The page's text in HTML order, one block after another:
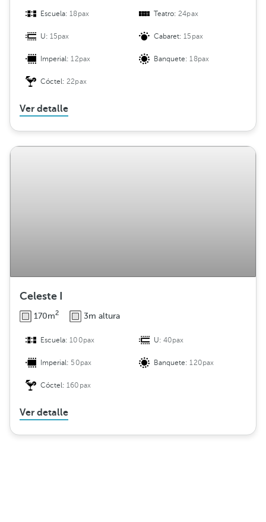
Escuela:18pax Teatro:24pax
U:15pax Cabaret:15pax
Imperial:12pax Banquete:18pax
Cóctel:22pax
Ver detalle
Celeste I
170m2 3m altura
Escuela:100pax U:40pax
Imperial: 50pax Banquete:120pax
Cóctel:160pax
Ver detalle